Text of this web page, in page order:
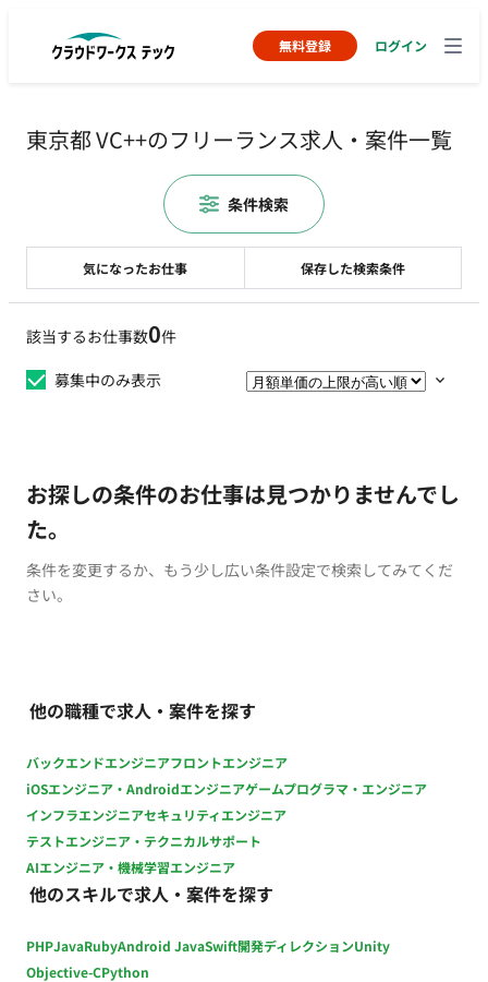
無料登録 ログイン
東京都 VC++のフリーランス求人・案件一覧
該当するお仕事数0件
募集中のみ表示
お探しの条件のお仕事は見つかりませんでし
た。
条件を変更するか、もう少し広い条件設定で検索してみてくだ
さい。
他の職種で求人・案件を探す
バックエンドエンジニアフロントエンジニア
iOSエンジニア・Androidエンジニアゲームプログラマ・エンジニア
インフラエンジニアセキュリティエンジニア
テストエンジニア・テクニカルサポート
AIエンジニア・機械学習エンジニア
他のスキルで求人・案件を探す
PHPJavaRubyAndroid JavaSwift開発ディレクションUnity
Objective-CPython
気になったお仕事 保存した検索条件
条件検索